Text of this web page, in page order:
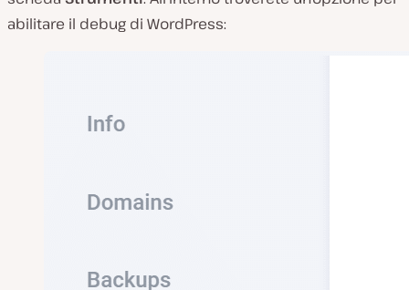
abilitare il debug di WordPress: